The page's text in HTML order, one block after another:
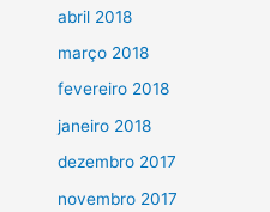
abril 2018
março 2018
fevereiro 2018
janeiro 2018
dezembro 2017
novembro 2017